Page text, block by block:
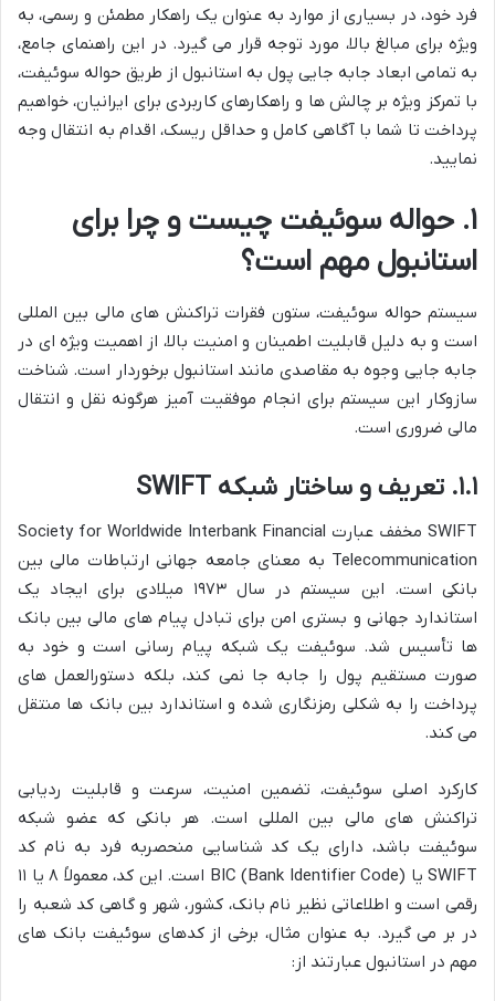
فرد خود، در بسیاری از موارد به عنوان یک راهکار مطمئن و رسمی، به
ویژه برای مبالغ بالا، مورد توجه قرار می گیرد. در این راهنمای جامع،
به تمامی ابعاد جابه جایی پول به استانبول از طریق حواله سوئیفت،
با تمرکز ویژه بر چالش ها و راهکارهای کاربردی برای ایرانیان، خواهیم
پرداخت تا شما با آگاهی کامل و حداقل ریسک، اقدام به انتقال وجه
نمایید.
۱. حواله سوئیفت چیست و چرا برای
استانبول مهم است؟
سیستم حواله سوئیفت، ستون فقرات تراکنش های مالی بین المللی
است و به دلیل قابلیت اطمینان و امنیت بالا، از اهمیت ویژه ای در
جابه جایی وجوه به مقاصدی مانند استانبول برخوردار است. شناخت
سازوکار این سیستم برای انجام موفقیت آمیز هرگونه نقل و انتقال
مالی ضروری است.
۱.۱. تعریف و ساختار شبکه SWIFT
SWIFT مخفف عبارت Society for Worldwide Interbank Financial
Telecommunication به معنای جامعه جهانی ارتباطات مالی بین
بانکی است. این سیستم در سال ۱۹۷۳ میلادی برای ایجاد یک
استاندارد جهانی و بستری امن برای تبادل پیام های مالی بین بانک
ها تأسیس شد. سوئیفت یک شبکه پیام رسانی است و خود به
صورت مستقیم پول را جابه جا نمی کند، بلکه دستورالعمل های
پرداخت را به شکلی رمزنگاری شده و استاندارد بین بانک ها منتقل
می کند.
کارکرد اصلی سوئیفت، تضمین امنیت، سرعت و قابلیت ردیابی
تراکنش های مالی بین المللی است. هر بانکی که عضو شبکه
سوئیفت باشد، دارای یک کد شناسایی منحصربه فرد به نام کد
SWIFT یا BIC (Bank Identifier Code) است. این کد، معمولاً ۸ یا ۱۱
رقمی است و اطلاعاتی نظیر نام بانک، کشور، شهر و گاهی کد شعبه را
در بر می گیرد. به عنوان مثال، برخی از کدهای سوئیفت بانک های
مهم در استانبول عبارتند از: